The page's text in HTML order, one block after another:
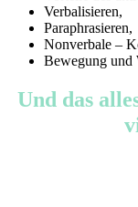
Verbalisieren,
Paraphrasieren,
Nonverbale –
Bewegung und
Und das